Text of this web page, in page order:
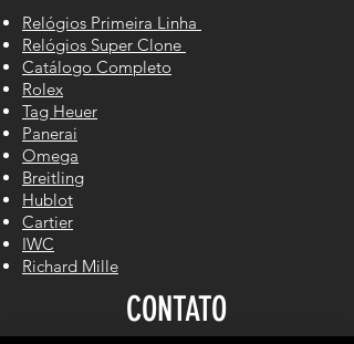
Relógios Primeira Linha
Relógios Super Clone
Catálogo Completo
Rolex
Tag Heuer
Panerai
Omega
Breitling
Hublot
Cartier
IWC
Richard Mille
CONTATO